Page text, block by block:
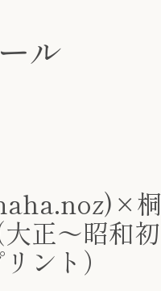
ル
桐
正〜昭和初
ント）